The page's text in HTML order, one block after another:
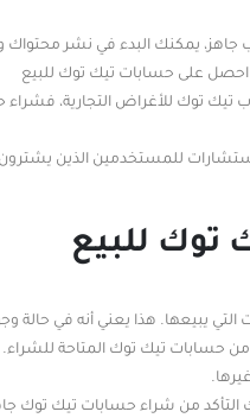
يمكنك البدء في نشر محتواك
على حسابات تيك توك للبيع
تيك توك للأغراض التجارية،
واستشارات للمستخدمين الذين
توك للبيع
التي يبيعها. هذا يعني أنه في
من حسابات تيك توك المتاحة
التأكد من شراء حسابات تيك